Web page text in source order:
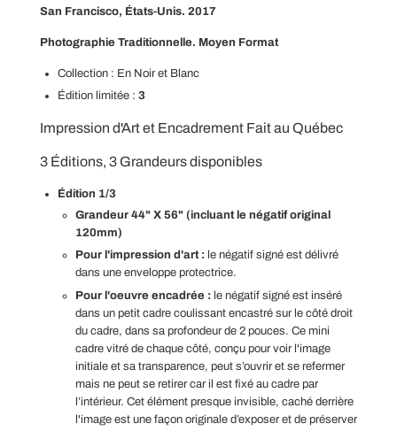
S
.
San Francisco, États-Unis. 2017
Photographie Traditionnelle. Moyen Format
Collection : En Noir et Blanc
Édition limitée : 3
Impression d'Art et Encadrement Fait au Québec
3 Éditions, 3 Grandeurs disponibles
Édition 1/3
Grandeur 44" X 56" (incluant le négatif original
120mm)
Pour l'impression d'art : le négatif signé est délivré
dans une enveloppe protectrice.
Pour l'oeuvre encadrée : le négatif signé est inséré
dans un petit cadre coulissant encastré sur le côté droit
du cadre, dans sa profondeur de 2 pouces. Ce mini
cadre vitré de chaque côté, conçu pour voir l'image
initiale et sa transparence, peut s’ouvrir et se refermer
mais ne peut se retirer car il est fixé au cadre par
l’intérieur. Cet élément presque invisible, caché derrière
l'image est une façon originale d’exposer et de préserver